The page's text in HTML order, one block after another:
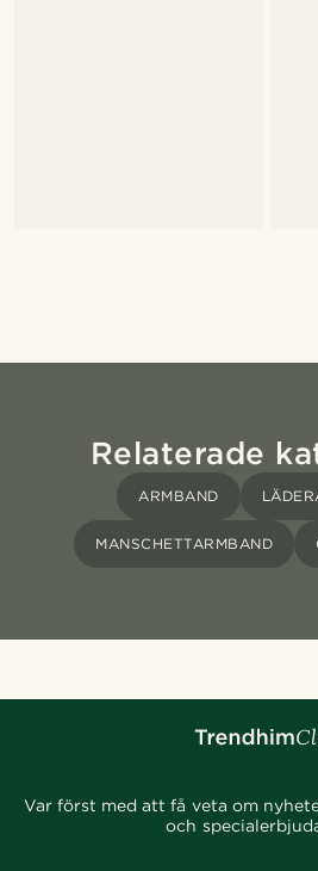
Relaterade
ARMBAND
MANSCHETTARMBAND
Var först med att få veta om
och